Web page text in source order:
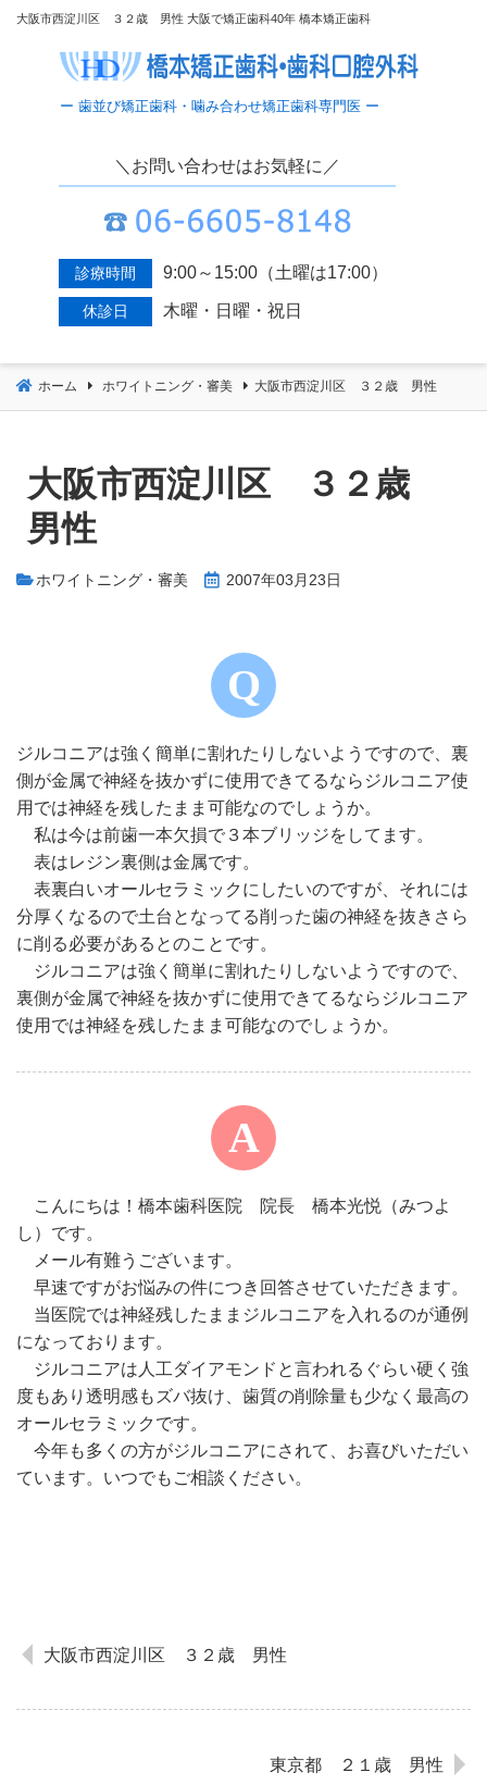
大阪市西淀川区 ３２歳 男性 大阪で矯正歯科40年 橋本矯正歯科
＼お問い合わせはお気軽に／
診療時間 9:00～15:00（土曜は17:00）
休診日 木曜・日曜・祝日
ホーム ホワイトニング・審美 大阪市西淀川区 ３２歳 男性
大阪市西淀川区 ３２歳
男性
ホワイトニング・審美 2007年03月23日
ジルコニアは強く簡単に割れたりしないようですので、裏
側が金属で神経を抜かずに使用できてるならジルコニア使
用では神経を残したまま可能なのでしょうか。
私は今は前歯一本欠損で３本ブリッジをしてます。
表はレジン裏側は金属です。
表裏白いオールセラミックにしたいのですが、それには
分厚くなるので土台となってる削った歯の神経を抜きさら
に削る必要があるとのことです。
ジルコニアは強く簡単に割れたりしないようですので、
裏側が金属で神経を抜かずに使用できてるならジルコニア
使用では神経を残したまま可能なのでしょうか。
こんにちは！橋本歯科医院 院長 橋本光悦（みつよ
し）です。
メール有難うございます。
早速ですがお悩みの件につき回答させていただきます。
当医院では神経残したままジルコニアを入れるのが通例
になっております。
ジルコニアは人工ダイアモンドと言われるぐらい硬く強
度もあり透明感もズバ抜け、歯質の削除量も少なく最高の
オールセラミックです。
今年も多くの方がジルコニアにされて、お喜びいただい
ています。いつでもご相談ください。
大阪市西淀川区 ３２歳 男性
東京都 ２１歳 男性